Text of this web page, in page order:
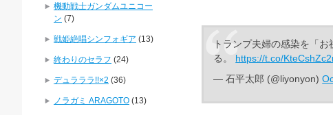
トランプ夫婦の感染を「
る。 https://t.co/
— 石平太郎 (@liyonyon)
機動戦士ガンダムユニコー
ン (7)
戦姫絶唱シンフォギア (13)
終わりのセラフ (24)
デュラララ!!×2 (36)
ノラガミ ARAGOTO (13)